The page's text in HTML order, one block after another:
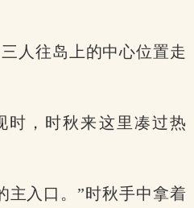
人往岛上的中心位置走
时，时秋来这里凑过热
主入口。”时秋手中拿着